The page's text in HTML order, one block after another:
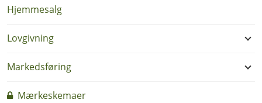
Hjemmesalg
Lovgivning
Markedsføring
Mærkeskemaer